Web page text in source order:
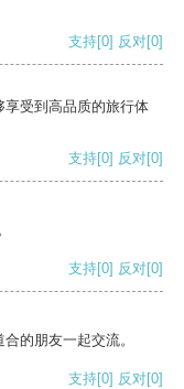
支持[0] 反对[0]
受到高品质的旅行体
支持[0] 反对[0]
支持[0] 反对[0]
的朋友一起交流。
支持[0] 反对[0]